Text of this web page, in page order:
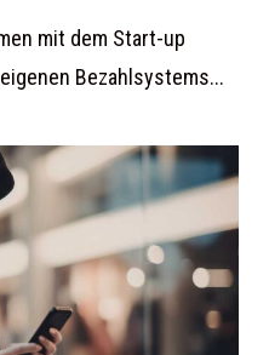
mit dem Start-up
Bezahlsystems...